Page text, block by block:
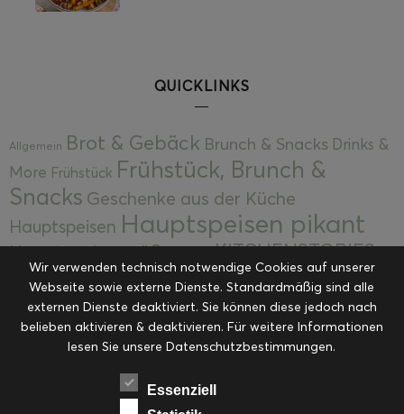
QUICKLINKS
Allgemein Brot & Gebäck Brunch & Snacks Drinks &
More Frühstück Frühstück, Brunch &
Snacks Geschenke aus der Küche
Hauptspeisen Hauptspeisen pikant
Hauptspeisen süßKekseKITCHENSTORIES
Kuchen, Torten & Desserts Kuchen und
Desserts Kulinarik Kulinarische Mitbringsel &
Eingemachtes Ohne Kategorie Ostern Resteküche
RezepteSaisonalSliderStartseite
Suppen, Salate & Vorspeisen
Wir verwenden technisch notwendige Cookies auf unserer
Webseite sowie externe Dienste. Standardmäßig sind alle
externen Dienste deaktiviert. Sie können diese jedoch nach
belieben aktivieren & deaktivieren. Für weitere Informationen
lesen Sie unsere Datenschutzbestimmungen.
Essenziell